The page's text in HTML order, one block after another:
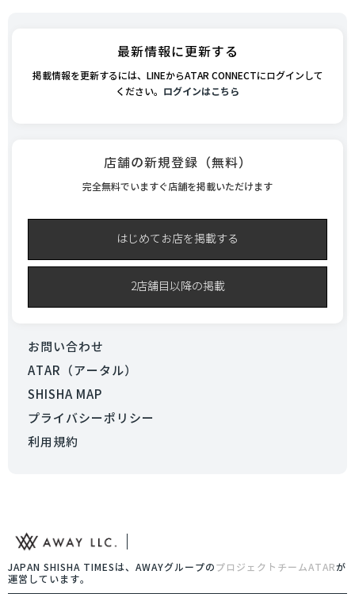
最新情報に更新する
掲載情報を更新するには、LINEからATAR CONNECTにログインして
ください。 ログインはこちら
店舗の新規登録（無料）
完全無料でいますぐ店舗を掲載いただけます
はじめてお店を掲載する
2店舗目以降の掲載
お問い合わせ
ATAR（アータル）
SHISHA MAP
プライバシーポリシー
利用規約
JAPAN SHISHA TIMESは、AWAYグループの プロジェクトチームATARが
運営しています。